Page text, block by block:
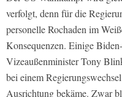
verfolgt, denn für die
personelle Rochaden im
Konsequenzen. Einige
Vizeaußenminister Tony
bei einem
Ausrichtung bekäme. Zwar